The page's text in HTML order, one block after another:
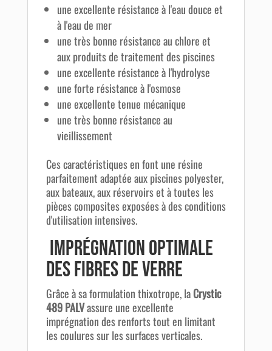
une excellente résistance à l'eau douce et
à l'eau de mer
une très bonne résistance au chlore et
aux produits de traitement des piscines
une excellente résistance à l'hydrolyse
une forte résistance à l'osmose
une excellente tenue mécanique
une très bonne résistance au
vieillissement
Ces caractéristiques en font une résine
parfaitement adaptée aux piscines polyester,
aux bateaux, aux réservoirs et à toutes les
pièces composites exposées à des conditions
d'utilisation intensives.
Imprégnation optimale
des fibres de verre
Grâce à sa formulation thixotrope, laCrystic
489 PALVassure une excellente
imprégnation des renforts tout en limitant
les coulures sur les surfaces verticales.